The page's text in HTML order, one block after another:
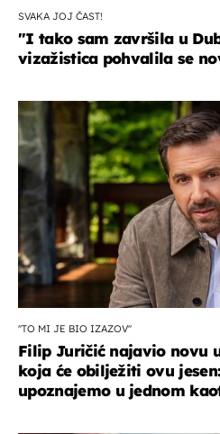
SVAKA JOJ ČAST!
"I tako sam završila u
vizažistica pohvalila se
''TO MI JE BIO IZAZOV''
Filip Juričić najavio novu
koja će obilježiti ovu
upoznajemo u jednom